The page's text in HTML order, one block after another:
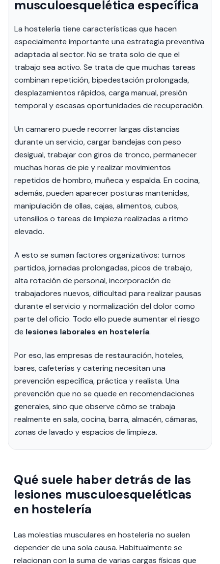
musculoesquelética específica
La hostelería tiene características que hacen
especialmente importante una estrategia preventiva
adaptada al sector. No se trata solo de que el
trabajo sea activo. Se trata de que muchas tareas
combinan repetición, bipedestación prolongada,
desplazamientos rápidos, carga manual, presión
temporal y escasas oportunidades de recuperación.
Un camarero puede recorrer largas distancias
durante un servicio, cargar bandejas con peso
desigual, trabajar con giros de tronco, permanecer
muchas horas de pie y realizar movimientos
repetidos de hombro, muñeca y espalda. En cocina,
además, pueden aparecer posturas mantenidas,
manipulación de ollas, cajas, alimentos, cubos,
utensilios o tareas de limpieza realizadas a ritmo
elevado.
A esto se suman factores organizativos: turnos
partidos, jornadas prolongadas, picos de trabajo,
alta rotación de personal, incorporación de
trabajadores nuevos, dificultad para realizar pausas
durante el servicio y normalización del dolor como
parte del oficio. Todo ello puede aumentar el riesgo
de lesiones laborales en hostelería.
Por eso, las empresas de restauración, hoteles,
bares, cafeterías y catering necesitan una
prevención específica, práctica y realista. Una
prevención que no se quede en recomendaciones
generales, sino que observe cómo se trabaja
realmente en sala, cocina, barra, almacén, cámaras,
zonas de lavado y espacios de limpieza.
Qué suele haber detrás de las
lesiones musculoesqueléticas
en hostelería
Las molestias musculares en hostelería no suelen
depender de una sola causa. Habitualmente se
relacionan con la suma de varias cargas físicas que